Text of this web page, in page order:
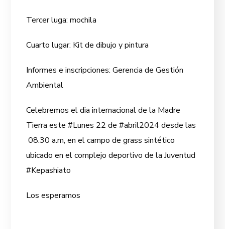
Tercer luga: mochila
Cuarto lugar: Kit de dibujo y pintura
Informes e inscripciones: Gerencia de Gestión
Ambiental
Celebremos el dia internacional de la Madre
Tierra este #Lunes 22 de #abril2024 desde las
08.30 a.m, en el campo de grass sintético
ubicado en el complejo deportivo de la Juventud
#Kepashiato
Los esperamos